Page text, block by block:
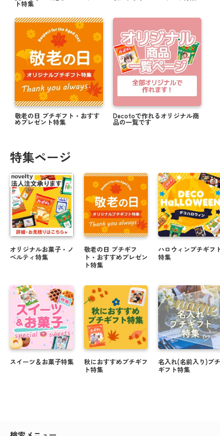
ト特集
敬老の日 プチギフト・おすす
めプレゼント特集
Decotoで作れるオリジナル商
品の一覧です
特集ページ
オリジナルお菓子・ノ
ベルティ特集
スイーツ＆お菓子特集
敬老の日 プチギフ
ト・おすすめプレゼン
ト特集
秋におすすめプチギフ
ト特集
ハロウィンプチギフ
特集
名入れ(名前入り)プチ
ギフト特集